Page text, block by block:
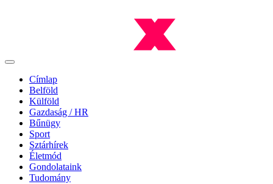
Címlap
Belföld
Külföld
Gazdaság / HR
Bűnügy
Sport
Sztárhírek
Életmód
Gondolataink
Tudomány